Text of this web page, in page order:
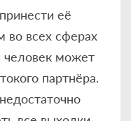
её
во всех сферах
человек может
партнёра.